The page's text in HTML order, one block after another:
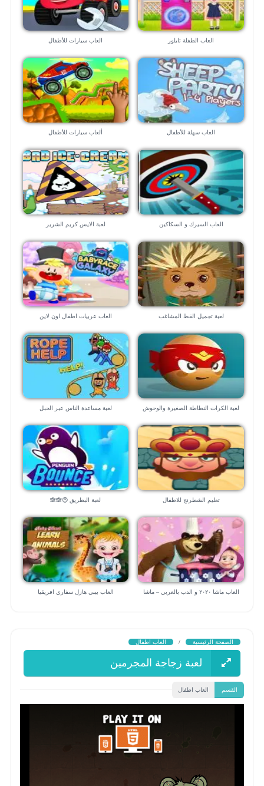
العاب الطفلة تايلور العاب سيارات للأطفال
العاب سهلة للأطفال ألعاب سيارات للأطفال
العاب السيرك و السكاكين لعبة الايس كريم الشرير
لعبة تجميل القط المشاغب العاب عربيات اطفال اون لاين
لعبة الكرات النطاطة الصغيرة والوحوش
لعبة مساعدة الناس عبر الحبل
تعليم الشطرنج للاطفال لعبة البطريق 😍🙈🙈
العاب ماشا ٢٠٢٠ و الدب بالعربي – ماشا
العاب بيبي هازل سفاري افريقيا
الصفحة الرئيسية / العاب اطفال
لعبة زجاجة المجرمين
القسم العاب اطفال